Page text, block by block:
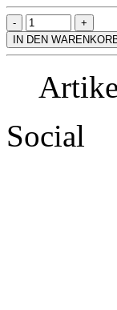
IN DEN
Social